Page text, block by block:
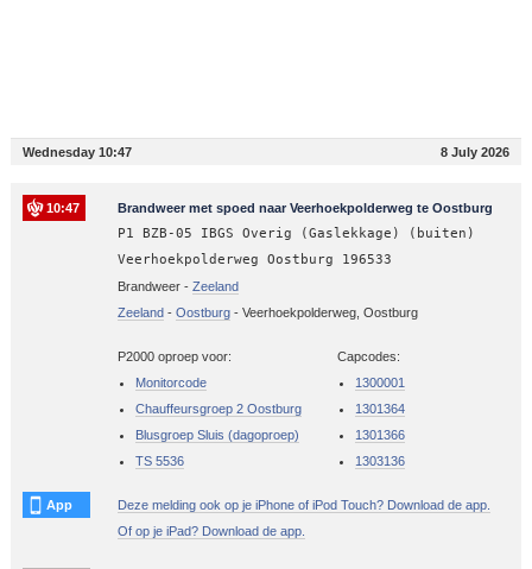
Wednesday 10:47 8 July 2026
10:47 Brandweer met spoed naar Veerhoekpolderweg te Oostburg
P1 BZB-05 IBGS Overig (Gaslekkage) (buiten)
Veerhoekpolderweg Oostburg 196533
Brandweer - Zeeland
Zeeland- Oostburg- Veerhoekpolderweg, Oostburg
P2000 oproep voor:
Monitorcode
Chauffeursgroep 2 Oostburg
Blusgroep Sluis (dagoproep)
TS 5536
Capcodes:
1300001
1301364
1301366
1303136
App
Deze melding ook op je iPhone of iPod Touch? Download de app.
Of op je iPad? Download de app.